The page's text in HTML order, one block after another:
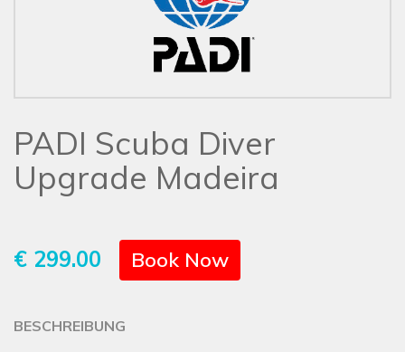
PADI Scuba Diver
Upgrade Madeira
€ 299.00 Book Now
BESCHREIBUNG